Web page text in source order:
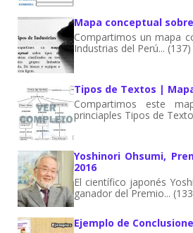
Mapa conceptual
Compartimos un mapa
Industrias del Perú... (137)
Tipos de Textos |
Compartimos este
princiaples Tipos de
Yoshinori Ohsumi,
2016
El científico japonés
ganador del Premio...
Ejemplo de